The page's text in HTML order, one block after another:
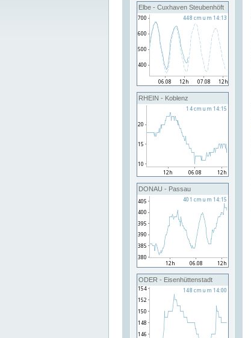
Elbe - Cuxhaven Steubenhöft
RHEIN - Koblenz
DONAU - Passau
ODER - Eisenhüttenstadt